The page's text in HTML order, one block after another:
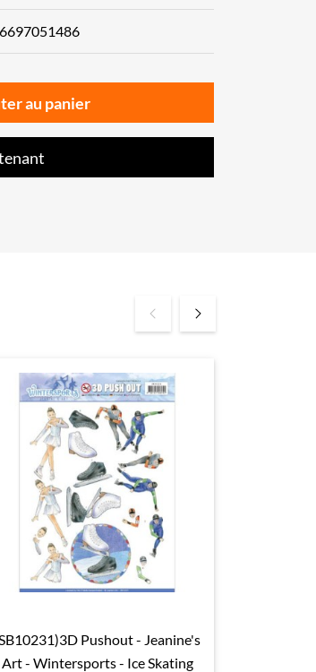
au panier
 Aperçu rapide
Pushout - Jeanine's
Art - Wintersports - Ice Skating